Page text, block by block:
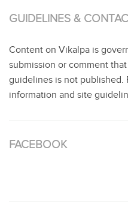
GUIDELINES &
Content on Vikalpa is
submission or comment
guidelines is not published.
information and site
FACEBOOK